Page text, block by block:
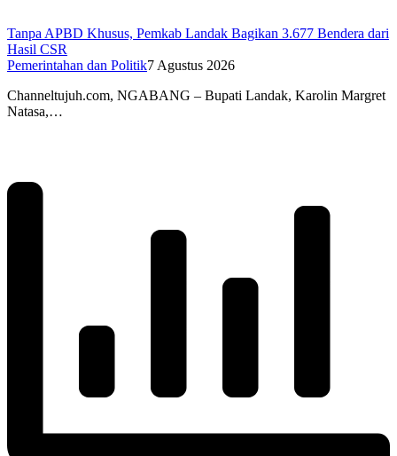
Tanpa APBD Khusus, Pemkab Landak Bagikan 3.677 Bendera dari
Hasil CSR
Pemerintahan dan Politik7 Agustus 2026
Channeltujuh.com, NGABANG – Bupati Landak, Karolin Margret
Natasa,…